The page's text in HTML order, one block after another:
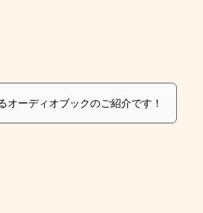
オーディオブックのご紹介です！